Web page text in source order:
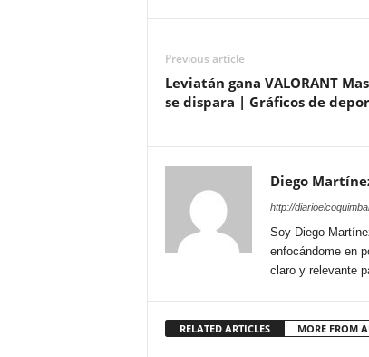
Previous article
Leviatán gana VALORANT
se dispara | Gráficos de
Diego
http://
Soy Diego
enfocándome en
claro y relevante
RELATED ARTICLES MORE FROM